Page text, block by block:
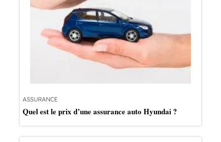
ASSURANCE
Quel est le prix d’une assurance auto Hyundai ?